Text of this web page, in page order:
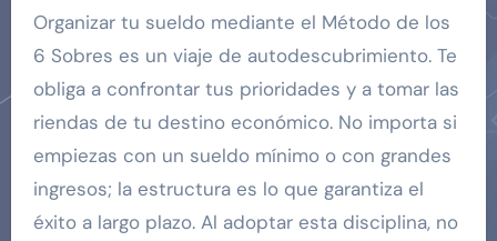
Organizar tu sueldo mediante el Método de los
6 Sobres es un viaje de autodescubrimiento. Te
obliga a confrontar tus prioridades y a tomar las
riendas de tu destino económico. No importa si
empiezas con un sueldo mínimo o con grandes
ingresos; la estructura es lo que garantiza el
éxito a largo plazo. Al adoptar esta disciplina, no